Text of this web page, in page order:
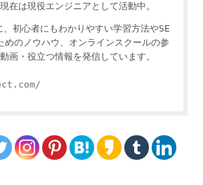
在は現役エンジニアとして活動中。
、初心者にもわかりやすい学習方法やSE
めのノウハウ、オンラインスクールの参
画・役立つ情報を発信しています。